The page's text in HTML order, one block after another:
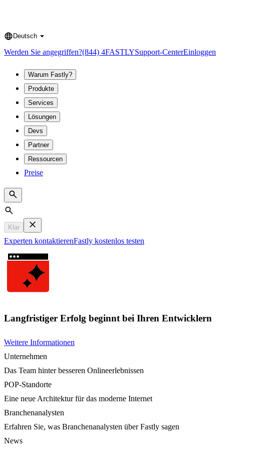
Language
Deutsch
Werden Sie angegriffen?(844) 4FASTLYSupport-CenterEinloggen
Warum Fastly?
Produkte
Services
Lösungen
Devs
Partner
Ressourcen
Preise
Search
Klar
Experten kontaktierenFastly kostenlos testen
Langfristiger Erfolg beginnt bei Ihren Entwicklern
Weitere Informationen
Unternehmen
Das Team hinter besseren Onlineerlebnissen
POP-Standorte
Eine neue Architektur für das moderne Internet
Branchenanalysten
Erfahren Sie, was Branchenanalysten über Fastly sagen
News